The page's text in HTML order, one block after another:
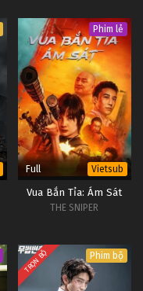
Vietsub #1
Phim lẻ
Full Vietsub
Vua Bắn Tỉa: Ám Sát
THE SNIPER
TRỌN BỘ Phim bộ